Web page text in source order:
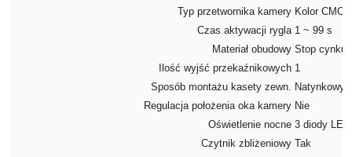
Typ przetwornika kamery Kolor
Czas aktywacji rygla 1 ~ 99 s
Materiał obudowy Stop
Ilość wyjść przekaźnikowych 1
Sposób montażu kasety zewn. Natynkowy
Regulacja położenia oka kamery Nie
Oświetlenie nocne 3 diody
Czytnik zbliżeniowy Tak